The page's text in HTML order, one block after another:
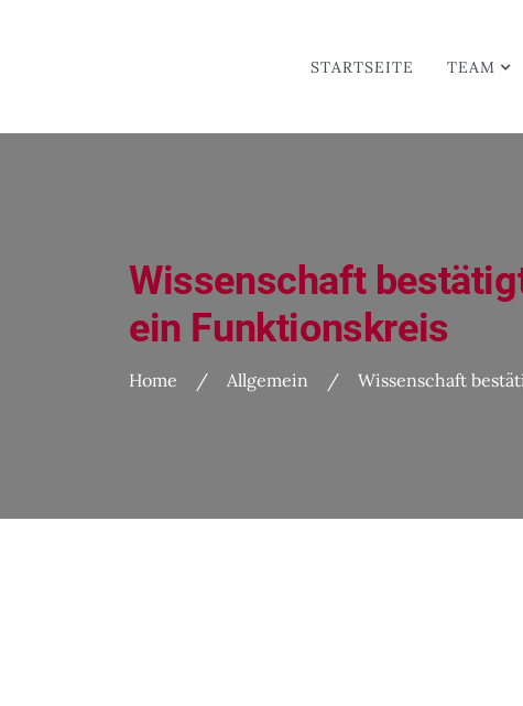
STARTSEITE TEAM
Wissenschaft
ein Funktionskreis
Home / Allgemein / Wissenschaft